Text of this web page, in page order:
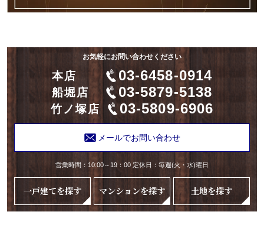
お気軽にお問い合わせください
本店 03-6458-0914
船堀店 03-5879-5138
竹ノ塚店 03-5809-6906
メールでお問い合わせ
営業時間：10:00～19：00 定休日：毎週(火・水)曜日
一戸建てを探す マンションを探す 土地を探す